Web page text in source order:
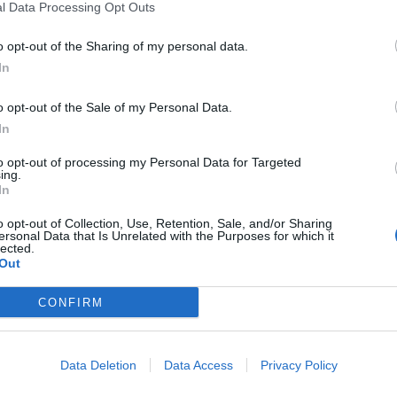
Data Processing Opt Outs
opt-out of the Sharing of my personal data.
opt-out of the Sale of my Personal Data.
opt-out of processing my Personal Data for Targeted
opt-out of Collection, Use, Retention, Sale, and/or Sharing
Data that Is Unrelated with the Purposes for which it
CONFIRM
Data Deletion Data Access Privacy Policy
fait bien l’objet de recherches scientifiques.
dispute : l’histoire qui
qui semble tout droit sortie d’un film. En
de 48 ans aurait parcouru près de 450
après une dispute avec sa femme. Parti de
l’air », il aurait finalement traversé une
pays avant d’être retrouvé plusieurs jours
VOICI
ÊTRE VOTRE
artérielle est un ...
Faites les